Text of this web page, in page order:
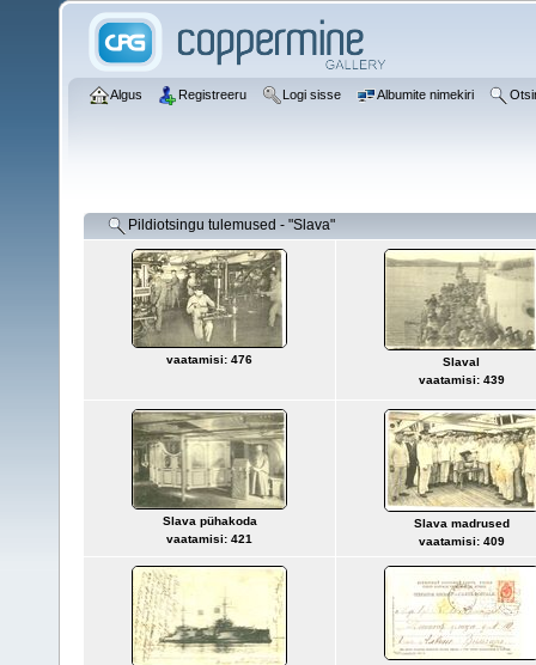
Algus Registreeru Logi sisse Albumite nimekiri
Pildiotsingu tulemused - "Slava"
vaatamisi: 476
Slaval
vaatamisi: 439
Slava pühakoda
vaatamisi: 421
Slava madrused
vaatamisi: 409